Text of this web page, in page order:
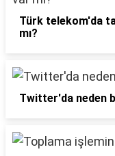
Türk telekom'da
mı?
Twitter'da neden